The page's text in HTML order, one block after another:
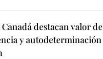
destacan valor de
y autodeterminación